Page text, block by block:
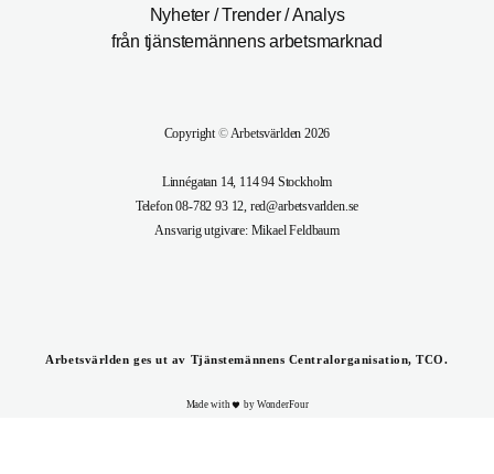
Nyheter / Trender / Analys
från tjänstemännens arbetsmarknad
Copyright©Arbetsvärlden 2026
Linnégatan 14, 114 94 Stockholm
Telefon 08-782 93 12, red@arbetsvarlden.se
Ansvarig utgivare: Mikael Feldbaum
Arbetsvärlden ges ut av Tjänstemännens Centralorganisation, TCO.
Made with by WonderFour